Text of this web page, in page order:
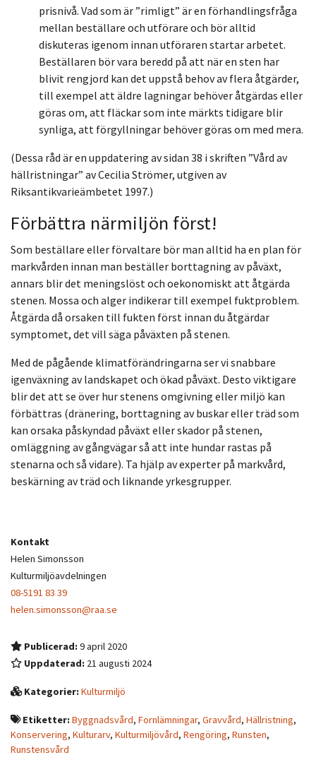
prisnivå. Vad som är ”rimligt” är en förhandlingsfråga
mellan beställare och utförare och bör alltid
diskuteras igenom innan utföraren startar arbetet.
Beställaren bör vara beredd på att när en sten har
blivit rengjord kan det uppstå behov av flera åtgärder,
till exempel att äldre lagningar behöver åtgärdas eller
göras om, att fläckar som inte märkts tidigare blir
synliga, att förgyllningar behöver göras om med mera.
(Dessa råd är en uppdatering av sidan 38 i skriften ”Vård av
hällristningar” av Cecilia Strömer, utgiven av
Riksantikvarieämbetet 1997.)
Förbättra närmiljön först!
Som beställare eller förvaltare bör man alltid ha en plan för
markvården innan man beställer borttagning av påväxt,
annars blir det meningslöst och oekonomiskt att åtgärda
stenen. Mossa och alger indikerar till exempel fuktproblem.
Åtgärda då orsaken till fukten först innan du åtgärdar
symptomet, det vill säga påväxten på stenen.
Med de pågående klimatförändringarna ser vi snabbare
igenväxning av landskapet och ökad påväxt. Desto viktigare
blir det att se över hur stenens omgivning eller miljö kan
förbättras (dränering, borttagning av buskar eller träd som
kan orsaka påskyndad påväxt eller skador på stenen,
omläggning av gångvägar så att inte hundar rastas på
stenarna och så vidare). Ta hjälp av experter på markvård,
beskärning av träd och liknande yrkesgrupper.
Kontakt
Helen Simonsson
Kulturmiljöavdelningen
08-5191 83 39
helen.simonsson@raa.se
Publicerad:9 april 2020
Uppdaterad: 21 augusti 2024
Kategorier:Kulturmiljö
Etiketter:Byggnadsvård, Fornlämningar, Gravvård, Hällristning,
Konservering, Kulturarv, Kulturmiljövård, Rengöring, Runsten,
Runstensvård